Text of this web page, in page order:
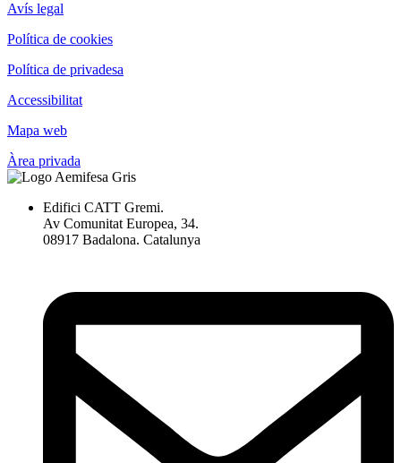
Avís legal
Política de cookies
Política de privadesa
Accessibilitat
Mapa web
Àrea privada
Edifici CATT Gremi.
Av Comunitat Europea, 34.
08917 Badalona. Catalunya